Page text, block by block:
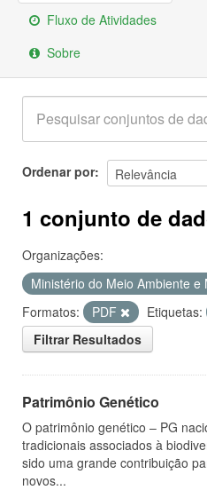
Fluxo de Atividades
Sobre
Ordenar por
1 conjunto de
Organizações:
Ministério do Meio Ambiente e
Formatos:
PDF Etiquetas:
Filtrar Resultados
Patrimônio Genético
O patrimônio genético – PG
tradicionais associados à
sido uma grande contribuição
novos...